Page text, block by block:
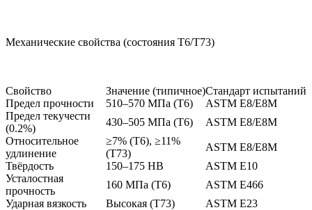
Механические свойства (состояния T6/T73)
Свойство Значение (типичное)Стандарт испытаний
Предел прочности
510–570 МПа (T6)
ASTM E8/E8M
Предел текучести
(0.2%)
430–505 МПа (T6)
ASTM E8/E8M
Относительное
удлинение
≥7% (T6), ≥11%
(T73)
ASTM E8/E8M
Твёрдость
150–175 HB
ASTM E10
Усталостная
прочность
160 МПа (T6)
ASTM E466
Ударная вязкость
Высокая (T73) ASTM E23